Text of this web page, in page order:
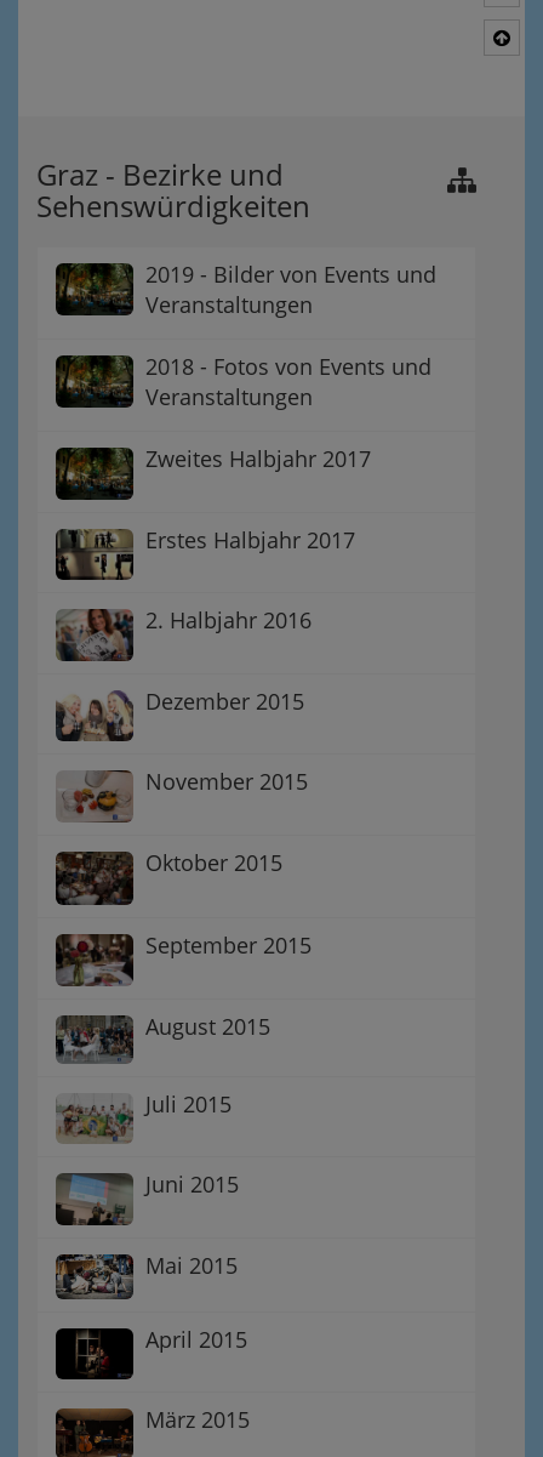
Graz - Bezirke und
Sehenswürdigkeiten
2019 - Bilder von Events und
Veranstaltungen
2018 - Fotos von Events und
Veranstaltungen
Zweites Halbjahr 2017
Erstes Halbjahr 2017
2. Halbjahr 2016
Dezember 2015
November 2015
Oktober 2015
September 2015
August 2015
Juli 2015
Juni 2015
Mai 2015
April 2015
März 2015